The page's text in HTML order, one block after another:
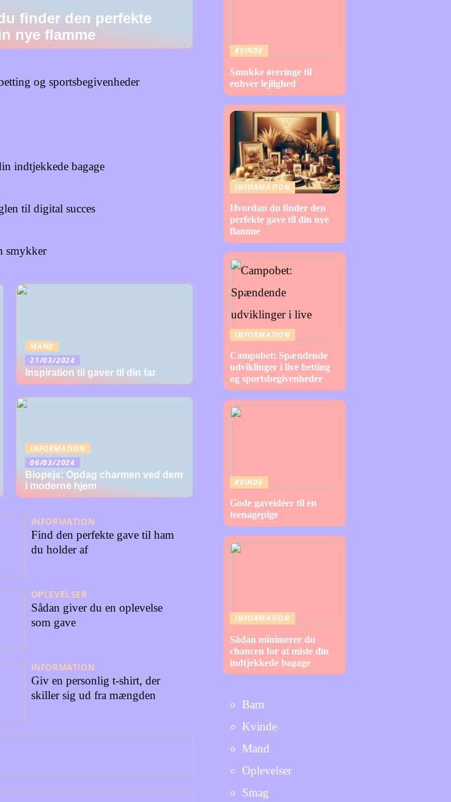
finder den perfekte
nye flamme
og sportsbegivenheder
indtjekkede bagage
til digital succes
smykker
MAND
21/03/2024
Inspiration til gaver til din far
INFORMATION
06/03/2024
Biopejs: Opdag charmen ved dem
i moderne hjem
INFORMATION
Find den perfekte gave til ham
du holder af
OPLEVELSER
Sådan giver du en oplevelse
som gave
INFORMATION
Giv en personlig t-shirt, der
skiller sig ud fra mængden
KVINDE
Smukke øreringe til
enhver lejlighed
INFORMATION
Hvordan du finder den
perfekte gave til din nye
flamme
INFORMATION
Campobet: Spændende
udviklinger i live betting
og sportsbegivenheder
KVINDE
Gode gaveidéer til en
teenagepige
INFORMATION
Sådan minimerer du
chancen for at miste din
indtjekkede bagage
Barn
Kvinde
Mand
Oplevelser
Smag